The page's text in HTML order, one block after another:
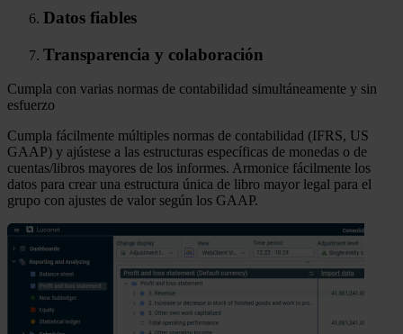
Datos fiables
Transparencia y colaboración
Cumpla con varias normas de contabilidad simultáneamente y sin
esfuerzo
Cumpla fácilmente múltiples normas de contabilidad (IFRS, US
GAAP) y ajústese a las estructuras específicas de monedas o de
cuentas/libros mayores de los informes. Armonice fácilmente los
datos para crear una estructura única de libro mayor legal para el
grupo con ajustes de valor según los GAAP.